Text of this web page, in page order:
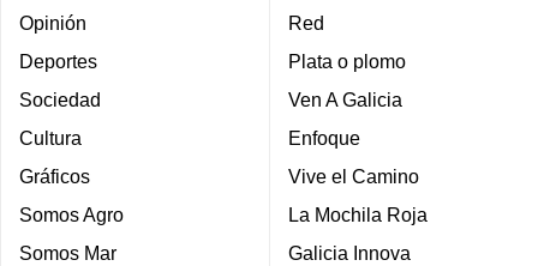
Opinión
Deportes
Sociedad
Cultura
Gráficos
Somos Agro
Somos Mar
Red
Plata o plomo
Ven A Galicia
Enfoque
Vive el Camino
La Mochila Roja
Galicia Innova